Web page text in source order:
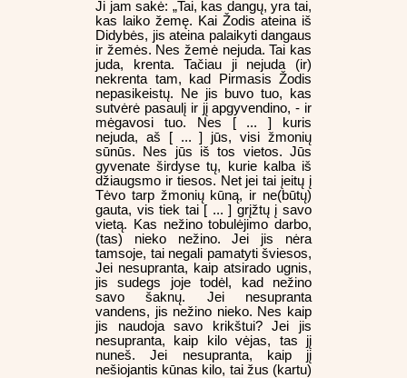
Ji jam sakė: „Tai, kas dangų, yra tai,
kas laiko žemę. Kai Žodis ateina iš
Didybės, jis ateina palaikyti dangaus
ir žemės. Nes žemė nejuda. Tai kas
juda, krenta. Tačiau ji nejuda (ir)
nekrenta tam, kad Pirmasis Žodis
nepasikeistų. Ne jis buvo tuo, kas
sutvėrė pasaulį ir jį apgyvendino, - ir
mėgavosi tuo. Nes [ ... ] kuris
nejuda, aš [ ... ] jūs, visi žmonių
sūnūs. Nes jūs iš tos vietos. Jūs
gyvenate širdyse tų, kurie kalba iš
džiaugsmo ir tiesos. Net jei tai įeitų į
Tėvo tarp žmonių kūną, ir ne(būtų)
gauta, vis tiek tai [ ... ] grįžtų į savo
vietą. Kas nežino tobulėjimo darbo,
(tas) nieko nežino. Jei jis nėra
tamsoje, tai negali pamatyti šviesos,
Jei nesupranta, kaip atsirado ugnis,
jis sudegs joje todėl, kad nežino
savo šaknų. Jei nesupranta
vandens, jis nežino nieko. Nes kaip
jis naudoja savo krikštui? Jei jis
nesupranta, kaip kilo vėjas, tas jį
nuneš. Jei nesupranta, kaip jį
nešiojantis kūnas kilo, tai žus (kartu)